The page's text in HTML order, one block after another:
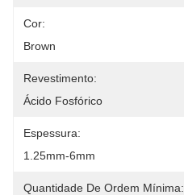
Cor:
Brown
Revestimento:
Ácido Fosfórico
Espessura:
1.25mm-6mm
Quantidade De Ordem Mínima: